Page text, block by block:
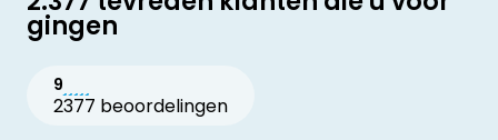
gingen
9
2377 beoordelingen